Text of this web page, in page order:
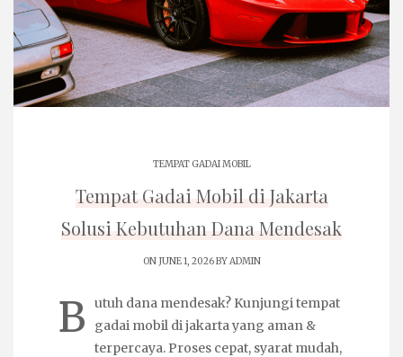
TEMPAT GADAI MOBIL
Tempat Gadai Mobil di Jakarta
Solusi Kebutuhan Dana Mendesak
ON JUNE 1, 2026 BYADMIN
B utuh dana mendesak? Kunjungi tempat
gadai mobil di jakarta yang aman &
terpercaya. Proses cepat, syarat mudah,